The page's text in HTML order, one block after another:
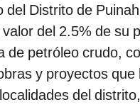
del Distrito de
del 2.5% de su
de petróleo crudo,
y proyectos que
del